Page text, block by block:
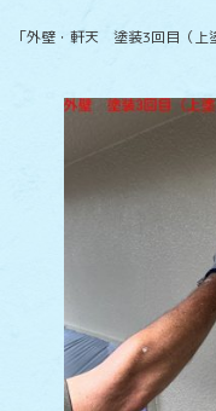
「外壁・軒天 塗装3回目（上